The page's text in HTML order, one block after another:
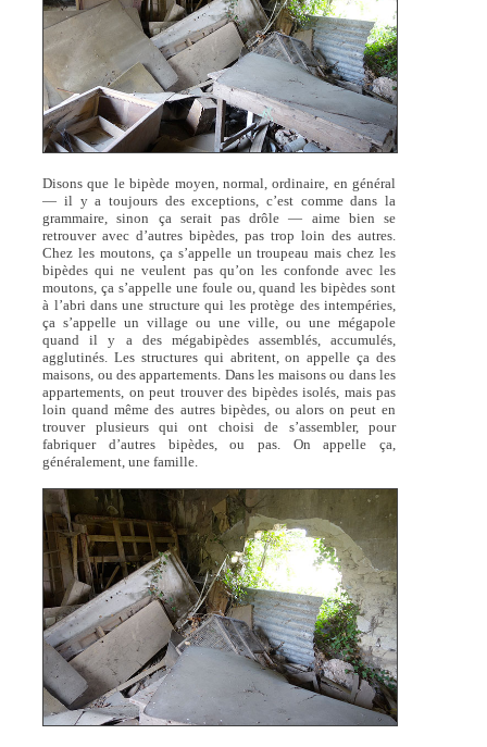
Disons que le bipède moyen, normal, ordinaire, en général
— il y a toujours des exceptions, c’est comme dans la
grammaire, sinon ça serait pas drôle — aime bien se
retrouver avec d’autres bipèdes, pas trop loin des autres.
Chez les moutons, ça s’appelle un troupeau mais chez les
bipèdes qui ne veulent pas qu’on les confonde avec les
moutons, ça s’appelle une foule ou, quand les bipèdes sont
à l’abri dans une structure qui les protège des intempéries,
ça s’appelle un village ou une ville, ou une mégapole
quand il y a des mégabipèdes assemblés, accumulés,
agglutinés. Les structures qui abritent, on appelle ça des
maisons, ou des appartements. Dans les maisons ou dans les
appartements, on peut trouver des bipèdes isolés, mais pas
loin quand même des autres bipèdes, ou alors on peut en
trouver plusieurs qui ont choisi de s’assembler, pour
fabriquer d’autres bipèdes, ou pas. On appelle ça,
généralement, une famille.